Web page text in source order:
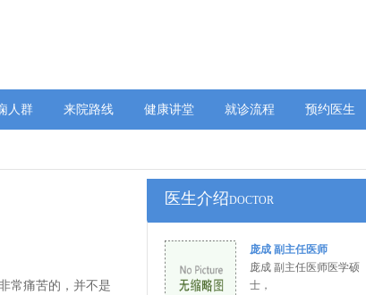
人群 来院路线 健康讲堂 就诊流程 预约医生
常痛苦的，并不是
医生介绍DOCTOR
庞成 副主任医师
庞成 副主任医师医学硕
士，